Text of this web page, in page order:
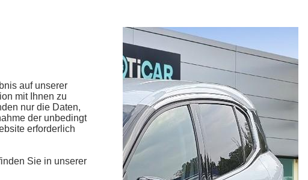
auf unserer
mit Ihnen zu
nur die Daten,
der unbedingt
erforderlich
Sie in unserer